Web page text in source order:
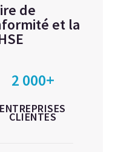
de
et la
2 000+
ENTREPRISES
CLIENTES